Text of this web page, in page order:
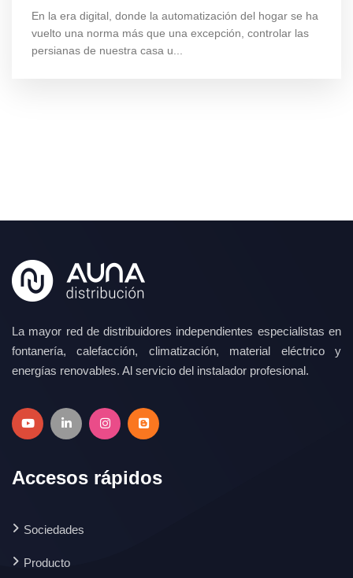
En la era digital, donde la automatización del hogar se ha
vuelto una norma más que una excepción, controlar las
persianas de nuestra casa u...
La mayor red de distribuidores independientes especialistas en
fontanería, calefacción, climatización, material eléctrico y
energías renovables. Al servicio del instalador profesional.
Accesos rápidos
Sociedades
Producto